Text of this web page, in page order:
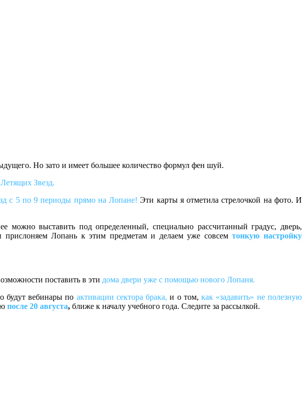
Но зато и имеет большее количество формул фен шуй.
Звезд.
с 5 по 9 периоды прямо на Лопане! Эти карты я отметила стрелочкой на фото. И
можно выставить под определенный, специально рассчитанный градус, дверь,
Лопань к этим предметам и делаем уже совсемтонкую настройку
поставить в эти дома двери уже с помощью нового Лопаня.
будут вебинары по активации сектора брака,и о том,как «задавить» не полезную
после 20 августа, ближе к началу учебного года. Следите за рассылкой.